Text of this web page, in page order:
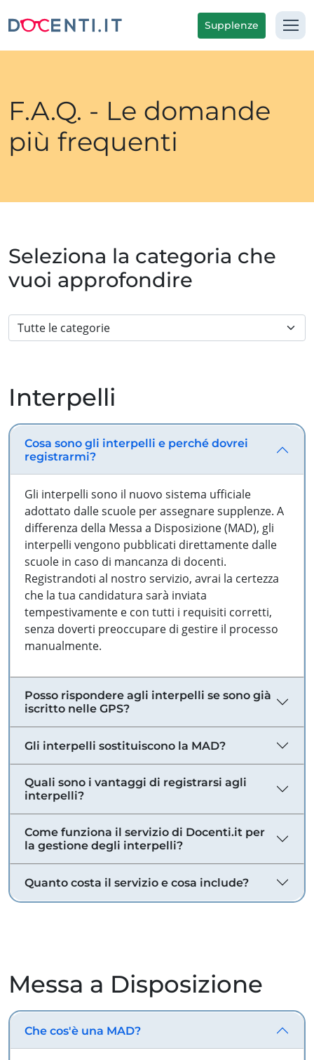
Supplenze
F.A.Q. - Le domande
più frequenti
Seleziona la categoria che
vuoi approfondire
Interpelli
Cosa sono gli interpelli e perché dovrei
registrarmi?
Gli interpelli sono il nuovo sistema ufficiale
adottato dalle scuole per assegnare supplenze. A
differenza della Messa a Disposizione (MAD), gli
interpelli vengono pubblicati direttamente dalle
scuole in caso di mancanza di docenti.
Registrandoti al nostro servizio, avrai la certezza
che la tua candidatura sarà inviata
tempestivamente e con tutti i requisiti corretti,
senza doverti preoccupare di gestire il processo
manualmente.
Posso rispondere agli interpelli se sono già
iscritto nelle GPS?
Gli interpelli sostituiscono la MAD?
Quali sono i vantaggi di registrarsi agli
interpelli?
Come funziona il servizio di Docenti.it per
la gestione degli interpelli?
Quanto costa il servizio e cosa include?
Messa a Disposizione
Che cos'è una MAD?